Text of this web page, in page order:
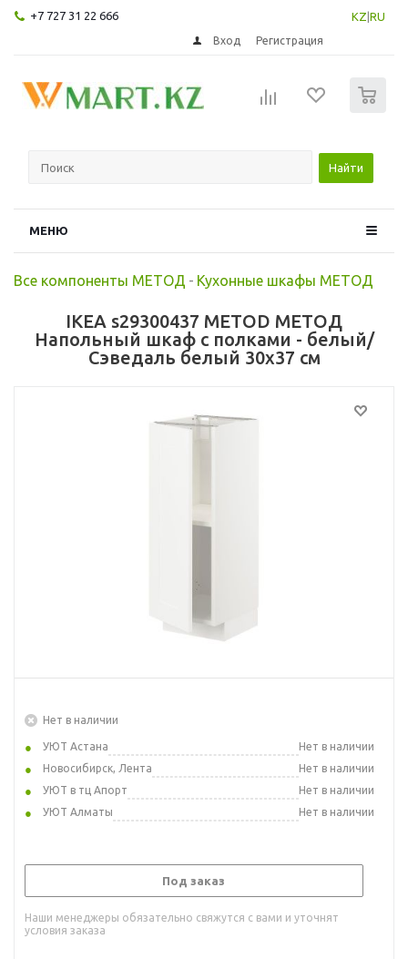
+7 727 31 22 666 KZ RU
Вход Регистрация
Найти
МЕНЮ
Все компоненты МЕТОД - Кухонные шкафы МЕТОД
IKEA s29300437 METOD МЕТОД
Напольный шкаф с полками - белый/
Сэведаль белый 30x37 см
Нет в наличии
УЮТ Астана
Нет в наличии
Новосибирск, Лента
Нет в наличии
УЮТ в тц Апорт
Нет в наличии
УЮТ Алматы
Нет в наличии
Под заказ
Наши менеджеры обязательно свяжутся с вами и уточнят
условия заказа